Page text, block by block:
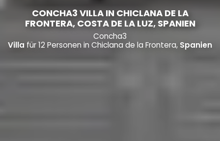
CONCHA3 VILLA IN CHICLANA DE LA
FRONTERA, COSTA DE LA LUZ, SPANIEN
Concha3
Villa für 12 Personen in Chiclana de la Frontera, Spanien